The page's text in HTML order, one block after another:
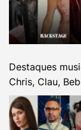
Destaques
Chris, Clau,